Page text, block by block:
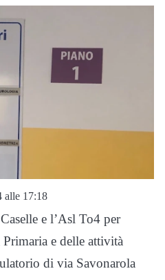
alle 17:18
e l’Asl To4 per
Primaria e delle attività
di via Savonarola